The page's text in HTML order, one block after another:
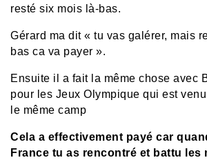
resté six mois là-bas.
Gérard ma dit « tu vas galérer, mais
bas ca va payer ».
Ensuite il a fait la même chose avec
pour les Jeux Olympique qui est
le même camp
Cela a effectivement payé car
France tu as rencontré et battu les